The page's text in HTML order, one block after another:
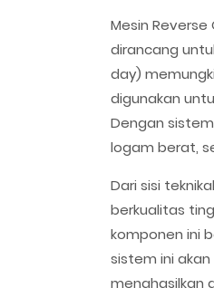
Mesin
dirancang
day)
digunakan
Dengan
logam berat,
Dari sisi
berkualitas
komponen ini
sistem ini
menghasilkan